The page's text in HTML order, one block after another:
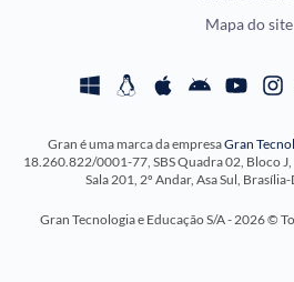
Concursos Militares
Concursos Saúde
Concursos Tribunais
Residência Multiprofissional
Mapa do site
Gran é uma marca da empresaGran
18.260.822/0001-77, SBS Quadra 02, Bloco
Sala 201, 2º Andar, Asa Sul,
Gran Tecnologia e Educação S/A - 2026 ©